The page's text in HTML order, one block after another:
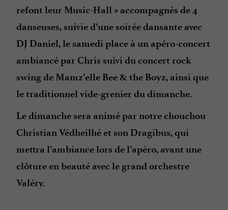
refont leur Music-Hall » accompagnés de 4
danseuses, suivie d’une soirée dansante avec
DJ Daniel, le samedi place à un apéro-concert
ambiancé par Chris suivi du concert rock
swing de Mamz’elle Bee & the Boyz, ainsi que
le traditionnel vide-grenier du dimanche.
Le dimanche sera animé par notre chouchou
Christian Védheilhé et son Dragibus, qui
mettra l’ambiance lors de l’apéro, avant une
clôture en beauté avec le grand orchestre
Valéry.